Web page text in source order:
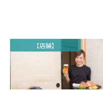
【店舗】